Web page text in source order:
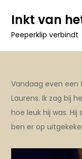
inhoud
Inkt van
Peeperklip verbindt
Vandaag even een
Laurens. Ik zag bij
hoe leuk hij was.
ben er op